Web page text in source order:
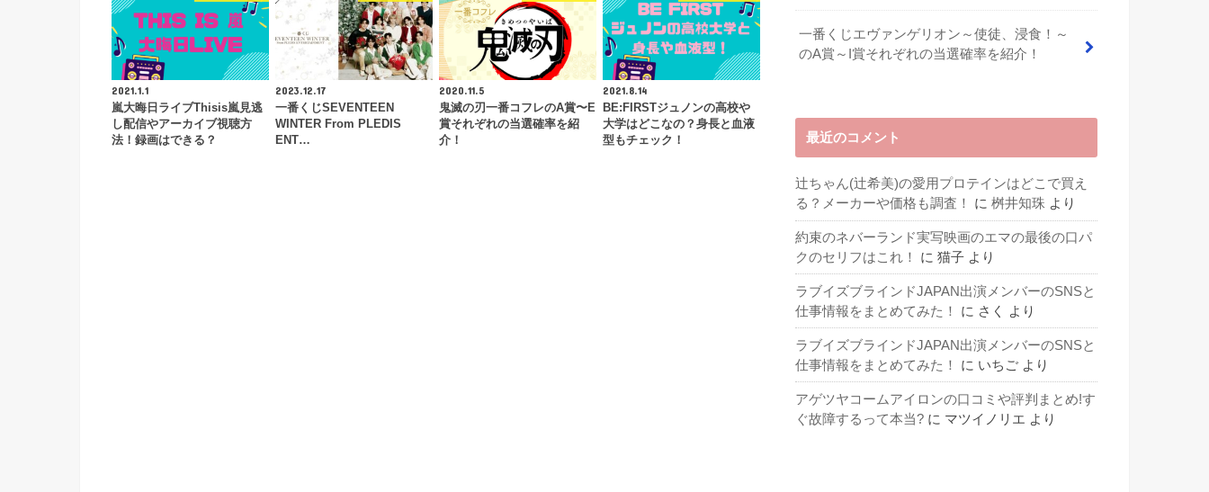
2021.1.1
嵐大晦日ライブThisis嵐見逃
し配信やアーカイブ視聴方
法！録画はできる？
2023.12.17
一番くじSEVENTEEN
WINTER From PLEDIS
ENT…
2020.11.5
鬼滅の刃一番コフレのA賞〜E
賞それぞれの当選確率を紹
介！
2021.8.14
BE:FIRSTジュノンの高校や
大学はどこなの？身長と血液
型もチェック！
一番くじエヴァンゲリオン～使徒、浸食！～
のA賞～I賞それぞれの当選確率を紹介！
最近のコメント
辻ちゃん(辻希美)の愛用プロテインはどこで買え
る？メーカーや価格も調査！
に 桝井知珠 より
約束のネバーランド実写映画のエマの最後の口パ
クのセリフはこれ！
に 猫子 より
ラブイズブラインドJAPAN出演メンバーのSNSと
仕事情報をまとめてみた！
に さく より
ラブイズブラインドJAPAN出演メンバーのSNSと
仕事情報をまとめてみた！
に いちご より
アゲツヤコームアイロンの口コミや評判まとめ!す
ぐ故障するって本当? に マツイノリエ より